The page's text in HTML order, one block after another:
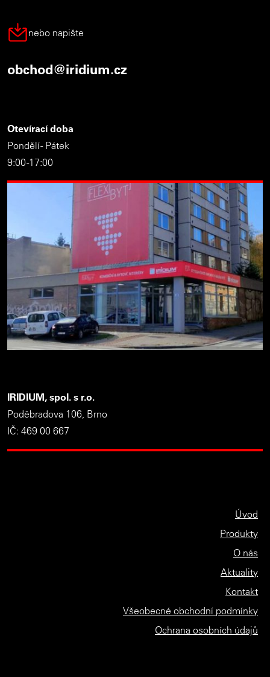
nebo napište
obchod@iridium.cz
Otevírací doba
Pondělí - Pátek
9:00 -17:00
IRIDIUM, spol. s r.o.
Poděbradova 106, Brno
IČ: 469 00 667
Úvod
Produkty
O nás
Aktuality
Kontakt
Všeobecné obchodní podmínky
Ochrana osobních údajů